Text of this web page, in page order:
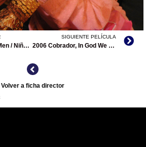
CORTESÍA DIRECTOR
2006 Children of Men / Niños del hombre (filmografía en el extranjero)
SIGUIENTE PELÍCULA
2006 Cobrador, In God We Trust
Volver a ficha director